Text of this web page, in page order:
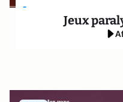
-
Jeux